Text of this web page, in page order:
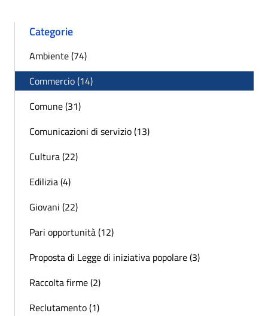
Categorie
Ambiente (74)
Commercio (14)
Comune (31)
Comunicazioni di servizio (13)
Cultura (22)
Edilizia (4)
Giovani (22)
Pari opportunità (12)
Proposta di Legge di iniziativa popolare (3)
Raccolta firme (2)
Reclutamento (1)